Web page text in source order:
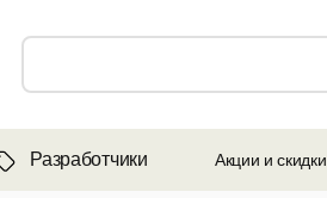
Разработчики Акции и скидки